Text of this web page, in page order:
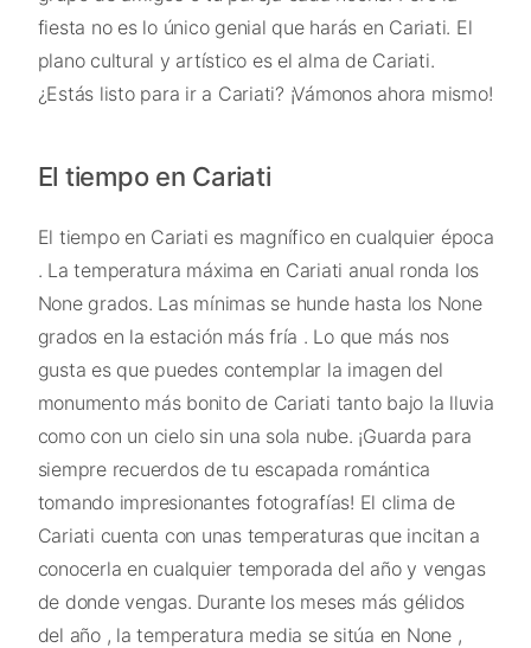
fiesta no es lo único genial que harás en Cariati. El
plano cultural y artístico es el alma de Cariati.
¿Estás listo para ir a Cariati? ¡Vámonos ahora mismo!
El tiempo en Cariati
El tiempo en Cariati es magnífico en cualquier época
. La temperatura máxima en Cariati anual ronda los
None grados. Las mínimas se hunde hasta los None
grados en la estación más fría . Lo que más nos
gusta es que puedes contemplar la imagen del
monumento más bonito de Cariati tanto bajo la lluvia
como con un cielo sin una sola nube. ¡Guarda para
siempre recuerdos de tu escapada romántica
tomando impresionantes fotografías! El clima de
Cariati cuenta con unas temperaturas que incitan a
conocerla en cualquier temporada del año y vengas
de donde vengas. Durante los meses más gélidos
del año , la temperatura media se sitúa en None ,